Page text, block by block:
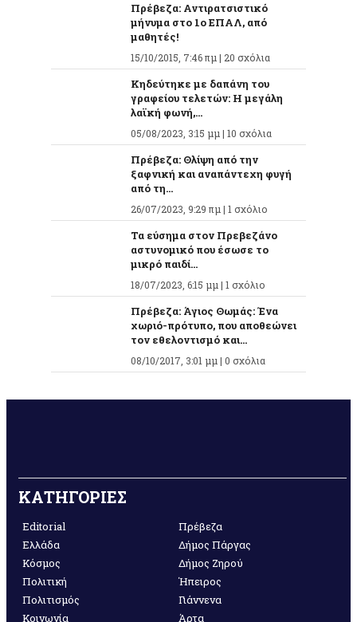
Πρέβεζα: Αντιρατσιστικό
μήνυμα στο 1ο ΕΠΑΛ, από
μαθητές!
15/10/2015, 7:46 πμ | 20 σχόλια
Κηδεύτηκε με δαπάνη του
γραφείου τελετών: Η μεγάλη
λαϊκή φωνή,...
05/08/2023, 3:15 μμ | 10 σχόλια
Πρέβεζα: Θλίψη από την
ξαφνική και αναπάντεχη φυγή
από τη...
26/07/2023, 9:29 πμ | 1 σχόλιο
Τα εύσημα στον Πρεβεζάνο
αστυνομικό που έσωσε το
μικρό παιδί...
18/07/2023, 6:15 μμ | 1 σχόλιο
Πρέβεζα: Άγιος Θωμάς: Ένα
χωριό-πρότυπο, που αποθεώνει
τον εθελοντισμό και...
08/10/2017, 3:01 μμ | 0 σχόλια
ΚΑΤΗΓΟΡΙΕΣ
Editorial
Ελλάδα
Κόσμος
Πολιτική
Πολιτισμός
Κοινωνία
Πρέβεζα
Δήμος Πάργας
Δήμος Ζηρού
Ήπειρος
Γιάννενα
Άρτα